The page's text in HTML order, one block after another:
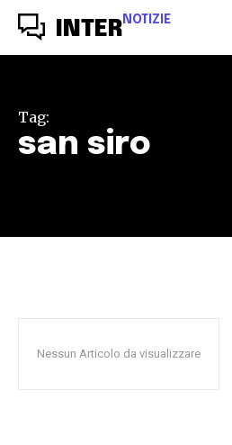
INTER NOTIZIE
Tag:
san siro
Nessun Articolo da visualizzare